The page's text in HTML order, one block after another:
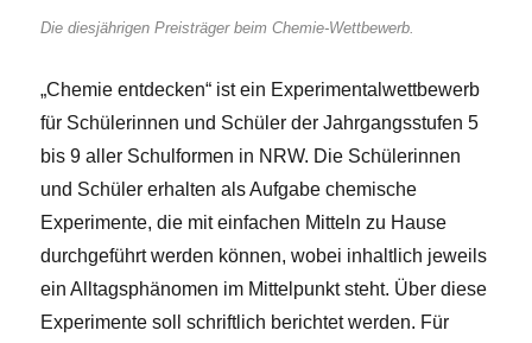
Die diesjährigen Preisträger beim Chemie-Wettbewerb.
„Chemie entdecken“ ist ein Experimentalwettbewerb
für Schülerinnen und Schüler der Jahrgangsstufen 5
bis 9 aller Schulformen in NRW. Die Schülerinnen
und Schüler erhalten als Aufgabe chemische
Experimente, die mit einfachen Mitteln zu Hause
durchgeführt werden können, wobei inhaltlich jeweils
ein Alltagsphänomen im Mittelpunkt steht. Über diese
Experimente soll schriftlich berichtet werden. Für